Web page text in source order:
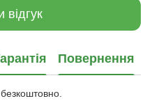
відгук
Повернення